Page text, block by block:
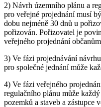
2) Návrh územního plánu a
pro veřejné projednání musí
dobu nejméně 30 dnů u
pořizován. Pořizovatel je
veřejného projednání
3) Ve fázi projednávání
pro společné jednání může
4) Ve fázi veřejného
regulačního plánu může
pozemků a staveb a zástupce